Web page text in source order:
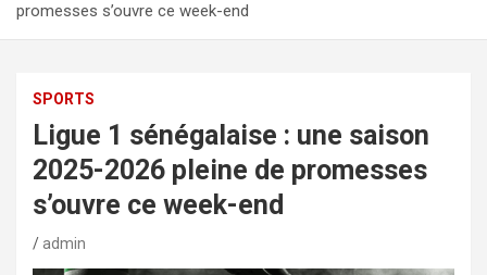
promesses s’ouvre ce week-end
SPORTS
Ligue 1 sénégalaise : une saison
2025-2026 pleine de promesses
s’ouvre ce week-end
admin